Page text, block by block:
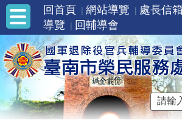
回首頁 網站導覽 處長信箱
導覽
回輔導會